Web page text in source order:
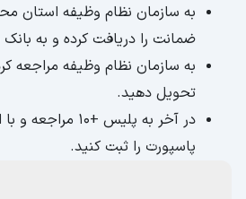
به سازمان نظام وظیفه استان
ضمانت را دریافت کرده و به بانک
به سازمان نظام وظیفه مراجعه
تحویل دهید.
در آخر به پلیس
پاسپورت را ثبت کنید.